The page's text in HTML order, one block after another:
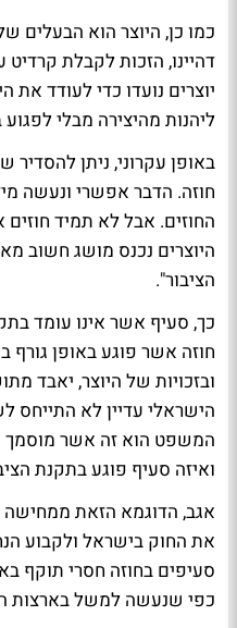
כמו כן, היוצר הוא הבעלים
דהיינו, הזכות לקבלת קרדיט
יוצרים נועדו כדי לעודד את
ליהנות מהיצירה מבלי לפגוע
באופן עקרוני, ניתן להסדיר
חוזה. הדבר אפשרי ונעשה
החוזים. אבל לא תמיד
היוצרים נכנס מושג חשוב
הציבור".
כך, סעיף אשר אינו עומד
חוזה אשר פוגע באופן גורף
ובזכויות של היוצר, יאבד
הישראלי עדיין לא התייחס
המשפט הוא זה אשר מוסמך
ואיזה סעיף פוגע בתקנת
אגב, הדוגמא הזאת
את החוק בישראל ולקבוע
סעיפים בחוזה חסרי תוקף
כפי שנעשה למשל בארצות